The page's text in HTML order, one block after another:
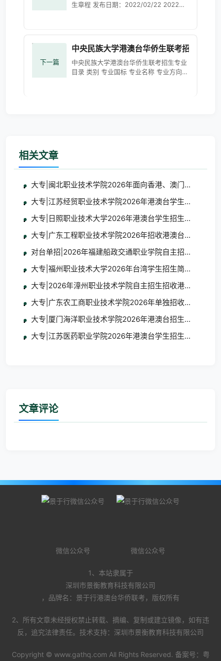
生章程 发布日期：2022/02/22 2022年
下一篇
中央民族大学港澳台华侨生联考招生专业
中央民族大学港澳台华侨生联考招生专业
目录 类别 专业国标 专业名称 专业方向
相关文章
大专|闽北职业技术学院2026年面向香港、澳门、台湾地
大专|江苏经贸职业技术学院2026年港澳台学生招生简章
大专|日照职业技术大学2026年港澳台学生招生简章
大专|广东工程职业技术学院2026年招收港澳台地区学生
对台单招|2026年福建船政交通职业学院自主招生招收台
大专|福州职业技术大学2026年台湾学生招生简章及报名表
大专|2026年漳州职业技术学院自主招生招收港澳台学生
大专|广东农工商职业技术学院2026年单独招收港澳台学
大专|厦门海洋职业技术学院2026年港澳台招生简章
大专|江苏医药职业学院2026年港澳台学生招生简章
文章评论
微信公众号 微信公众号
1、本站隶属于
深圳市景衡教育科技有限公司
，品牌名：景于行港澳台华侨联考，版权所有
2、所有文章未经授权禁止转载、摘编、复制或建立镜像，如有违
反，追究法律责任。技术支持：深圳市景衡教育科技有限公司
Copyright © www.gathq.com All Rights Reserved. 备案号： 粤